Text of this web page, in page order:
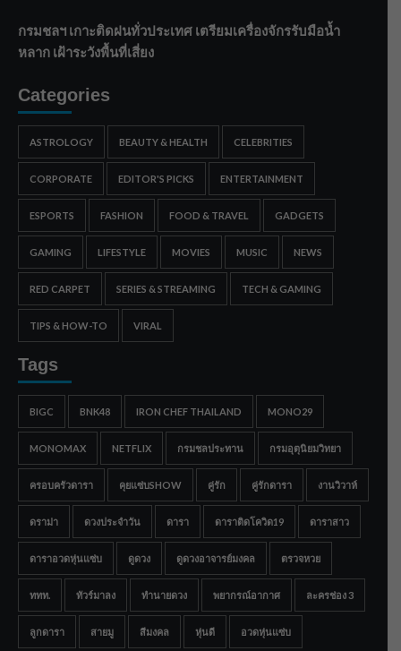
กรมชลฯ เกาะติดฝนทั่วประเทศ เตรียมเครื่องจักรรับมือน้ำ
หลาก เฝ้าระวังพื้นที่เสี่ยง
Categories
ASTROLOGY BEAUTY & HEALTH CELEBRITIES
CORPORATE EDITOR'S PICKS ENTERTAINMENT
ESPORTS FASHION FOOD & TRAVEL GADGETS
GAMING LIFESTYLE MOVIES MUSIC NEWS
RED CARPET SERIES & STREAMING TECH & GAMING
TIPS & HOW-TO VIRAL
Tags
BIGC BNK48 IRON CHEF THAILAND MONO29
MONOMAX NETFLIX กรมชลประทาน กรมอุตุนิยมวิทยา
ครอบครัวดารา คุยแซ่บSHOW คู่รัก คู่รักดารา งานวิวาห์
ดราม่า ดวงประจำวัน ดารา ดาราติดโควิด19 ดาราสาว
ดาราอวดหุ่นแซ่บ ดูดวง ดูดวงอาจารย์มงคล ตรวจหวย
ททท. ทัวร์มาลง ทำนายดวง พยากรณ์อากาศ ละครช่อง 3
ลูกดารา สายมู สีมงคล หุ่นดี อวดหุ่นแซ่บ